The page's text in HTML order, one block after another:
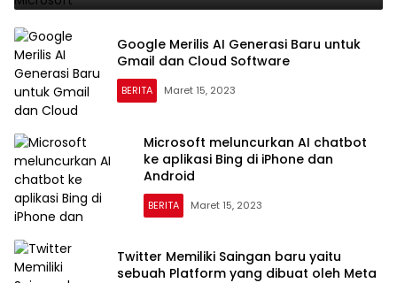
Google Merilis AI Generasi Baru untuk
Gmail dan Cloud Software
BERITA Maret 15, 2023
Microsoft meluncurkan AI chatbot
ke aplikasi Bing di iPhone dan
Android
BERITA Maret 15, 2023
Twitter Memiliki Saingan baru yaitu
sebuah Platform yang dibuat oleh Meta